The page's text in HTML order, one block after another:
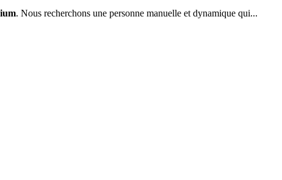
. Nous recherchons une personne manuelle et dynamique qui...